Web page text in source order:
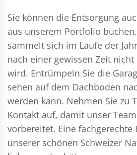
Sie können die Entsorgung
aus unserem Portfolio
sammelt sich im Laufe der
nach einer gewissen Zeit
wird. Entrümpeln Sie die
sehen auf dem Dachboden
werden kann. Nehmen Sie zu
Kontakt auf, damit unser
vorbereitet. Eine fachgerechte
unserer schönen Schweizer